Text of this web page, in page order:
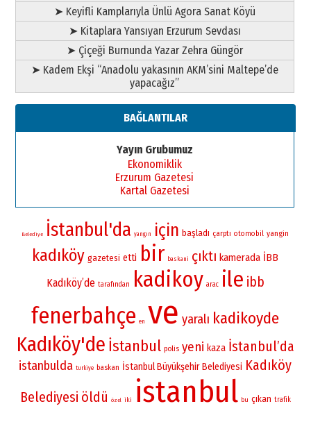
➤ Keyifli Kamplarıyla Ünlü Agora Sanat Köyü
➤ Kitaplara Yansıyan Erzurum Sevdası
➤ Çiçeği Burnunda Yazar Zehra Güngör
➤ Kadem Ekşi “Anadolu yakasının AKM’sini Maltepe’de
yapacağız”
BAĞLANTILAR
Yayın Grubumuz
Ekonomiklik
Erzurum Gazetesi
Kartal Gazetesi
Belediye İstanbul'da yangın için başladı çarptı otomobil yangin
kadıköy gazetesi etti bir baskani çıktı kamerada İBB
Kadıköy’de tarafından kadikoy arac ile ibb
fenerbahçe en ve yaralı kadikoyde
Kadıköy'de İstanbul polis yeni kaza İstanbul’da
istanbulda turkiye baskan İstanbul Büyükşehir Belediyesi Kadıköy
Belediyesi öldü özel iki istanbul bu çıkan trafik